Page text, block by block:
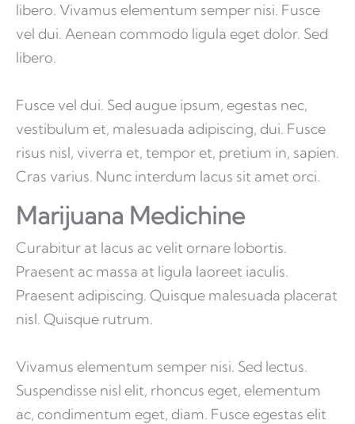
libero. Vivamus elementum semper nisi. Fusce
vel dui. Aenean commodo ligula eget dolor. Sed
libero.
Fusce vel dui. Sed augue ipsum, egestas nec,
vestibulum et, malesuada adipiscing, dui. Fusce
risus nisl, viverra et, tempor et, pretium in, sapien.
Cras varius. Nunc interdum lacus sit amet orci.
Marijuana Medichine
Curabitur at lacus ac velit ornare lobortis.
Praesent ac massa at ligula laoreet iaculis.
Praesent adipiscing. Quisque malesuada placerat
nisl. Quisque rutrum.
Vivamus elementum semper nisi. Sed lectus.
Suspendisse nisl elit, rhoncus eget, elementum
ac, condimentum eget, diam. Fusce egestas elit